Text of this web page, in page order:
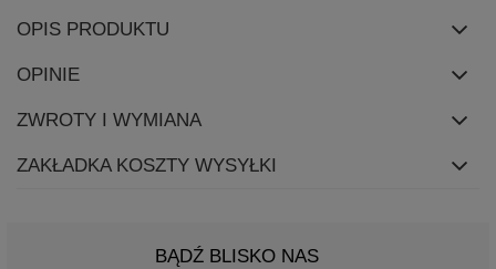
OPIS PRODUKTU
OPINIE
ZWROTY I WYMIANA
ZAKŁADKA KOSZTY WYSYŁKI
BĄDŹ BLISKO NAS